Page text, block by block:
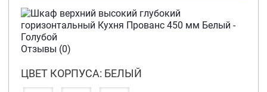
Отзывы (0)
ЦВЕТ КОРПУСА: БЕЛЫЙ